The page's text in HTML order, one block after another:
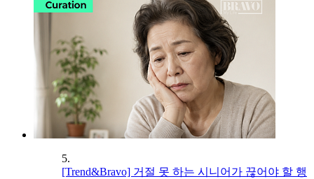
5.
[Trend&Bravo] 거절 못 하는 시니어가 끊어야 할 행